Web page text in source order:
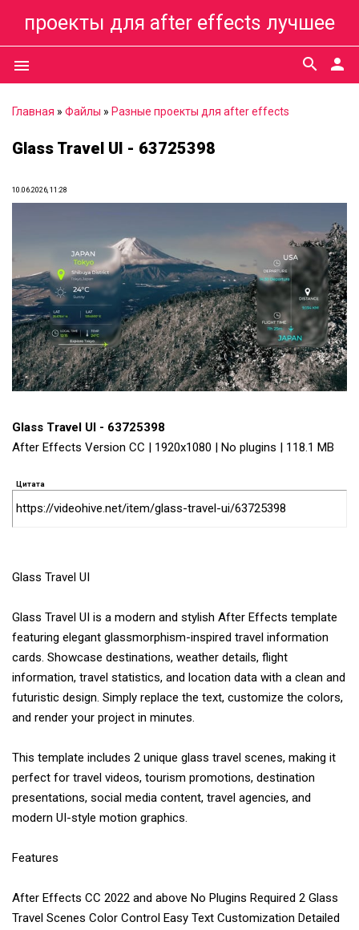
проекты для after effects лучшее
menu person
search
Главная » Файлы » Разные проекты для after effects
Glass Travel UI - 63725398
10.06.2026, 11:28
Glass Travel UI - 63725398
After Effects Version CC | 1920x1080 | No plugins | 118.1 MB
Цитата
https://videohive.net/item/glass-travel-ui/63725398
Glass Travel UI
Glass Travel UI is a modern and stylish After Effects template
featuring elegant glassmorphism-inspired travel information
cards. Showcase destinations, weather details, flight
information, travel statistics, and location data with a clean and
futuristic design. Simply replace the text, customize the colors,
and render your project in minutes.
This template includes 2 unique glass travel scenes, making it
perfect for travel videos, tourism promotions, destination
presentations, social media content, travel agencies, and
modern UI-style motion graphics.
Features
After Effects CC 2022 and above No Plugins Required 2 Glass
Travel Scenes Color Control Easy Text Customization Detailed